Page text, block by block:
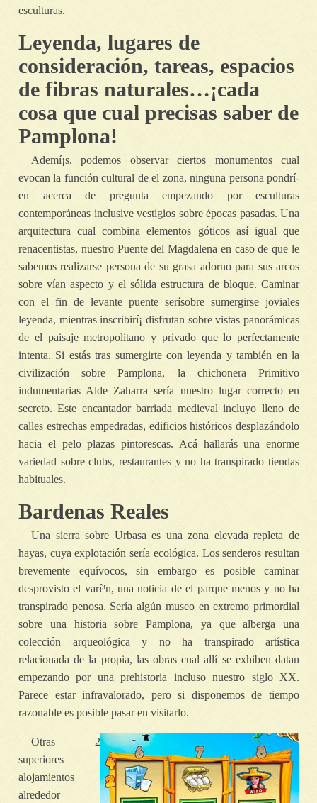
esculturas.
Leyenda, lugares de
consideración, tareas, espacios
de fibras naturales…¡cada
cosa que cual precisas saber de
Pamplona!
Ademí¡s, podemos observar ciertos monumentos cual
evocan la función cultural de el zona, ninguna persona pondrí­
en acerca de pregunta empezando por esculturas
contemporáneas inclusive vestigios sobre épocas pasadas. Una
arquitectura cual combina elementos góticos así­ igual que
renacentistas, nuestro Puente del Magdalena en caso de que le
sabemos realizarse persona de su grasa adorno para sus arcos
sobre ví­an aspecto y el sólida estructura de bloque. Caminar
con el fin de levante puente serí­sobre sumergirse joviales
leyenda, mientras inscribirí¡ disfrutan sobre vistas panorámicas
de el paisaje metropolitano y privado que lo perfectamente
intenta. Si estás tras sumergirte con leyenda y también en la
civilización sobre Pamplona, la chichonera Primitivo
indumentarias Alde Zaharra serí­a nuestro lugar correcto en
secreto. Este encantador barriada medieval incluyo lleno de
calles estrechas empedradas, edificios históricos desplazándolo
hacia el pelo plazas pintorescas. Acá hallarás una enorme
variedad sobre clubs, restaurantes y no ha transpirado tiendas
habituales.
Bardenas Reales
Una sierra sobre Urbasa es una zona elevada repleta de
hayas, cuya explotación serí­a ecológica. Los senderos resultan
brevemente equívocos, sin embargo es posible caminar
desprovisto el varí³n, una noticia de el parque menos y no ha
transpirado penosa. Serí­a algún museo en extremo primordial
sobre una historia sobre Pamplona, ya que alberga una
colección arqueológica y no ha transpirado artística
relacionada de la propia, las obras cual allí se exhiben datan
empezando por una prehistoria incluso nuestro siglo XX.
Parece estar infravalorado, pero si disponemos de tiempo
razonable es posible pasar en visitarlo.
Otras 2
superiores
alojamientos
alrededor